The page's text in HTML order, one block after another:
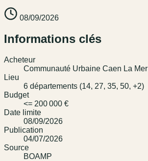
08/09/2026
Informations clés
Acheteur
Communauté Urbaine Caen La Mer
Lieu
6 départements (14, 27, 35, 50, +2)
Budget
<= 200 000 €
Date limite
08/09/2026
Publication
04/07/2026
Source
BOAMP